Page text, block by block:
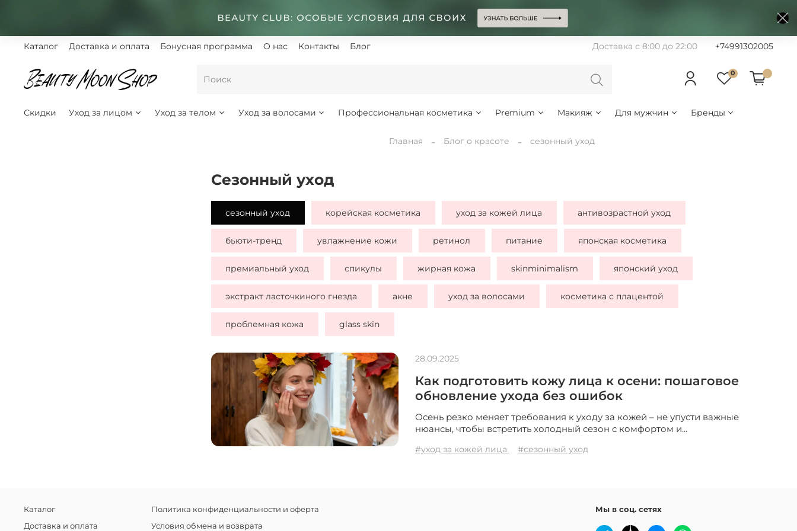
Каталог Доставка и оплата Бонусная программа О нас Контакты Блог Доставка с 8:00 до 22:00 +74991302005
0
Скидки Уход за лицом Уход за телом Уход за волосами Профессиональная косметика Premium Макияж Для мужчин Бренды
Главная Блог о красоте сезонный уход
сезонный уход
сезонный уход корейская косметика уход за кожей лица антивозрастной уход
бьюти-тренд увлажнение кожи ретинол питание японская косметика
премиальный уход спикулы жирная кожа skinminimalism японский уход
экстракт ласточкиного гнезда акне уход за волосами косметика с плацентой
проблемная кожа glass skin
Как подготовить кожу лица к осени: пошаговое
обновление ухода без ошибок
Осень резко меняет требования к уходу за кожей – не упусти важные
нюансы, чтобы встретить холодный сезон с комфортом и...
28.09.2025
#уход за кожей лица #сезонный уход
Каталог
Доставка и оплата
Политика конфиденциальности и оферта
Условия обмена и возврата
Мы в соц. сетях